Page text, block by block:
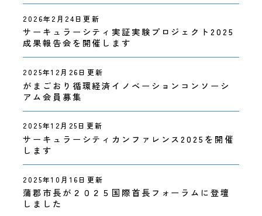
2026年2月24日更新
サーキュラーシティ実証実験プロジェクト2025
成果報告会を開催します
2025年12月26日更新
がまごおり循環経済イノベーションコンソーシ
アム会員募集
2025年12月25日更新
サーキュラーシティカンファレンス2025を開催
します
2025年10月16日更新
蒲郡市長が２０２５国際首長フォーラムに登壇
しました